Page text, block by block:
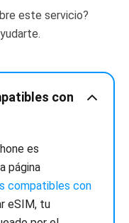
este servicio?
con
es
página
compatibles con
eSIM, tu